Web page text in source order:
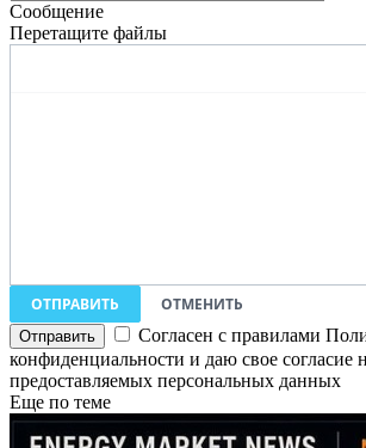
Сообщение
Перетащите файлы
ОТПРАВИТЬ
ОТМЕНИТЬ
Согласен с правилами
конфиденциальности и даю свое согласие
предоставляемых персональных данных
Еще по теме